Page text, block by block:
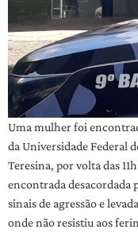
Uma mulher foi
da Universidade Federal
Teresina, por volta das
encontrada desacordada
sinais de agressão e
onde não resistiu aos